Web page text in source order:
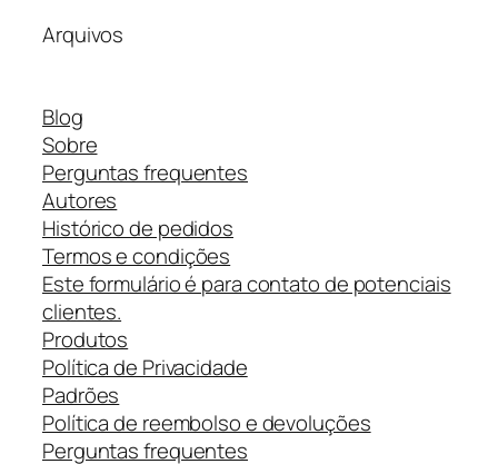
Arquivos
Blog
Sobre
Perguntas frequentes
Autores
Histórico de pedidos
Termos e condições
Este formulário é para contato de potenciais
clientes.
Produtos
Política de Privacidade
Padrões
Política de reembolso e devoluções
Perguntas frequentes